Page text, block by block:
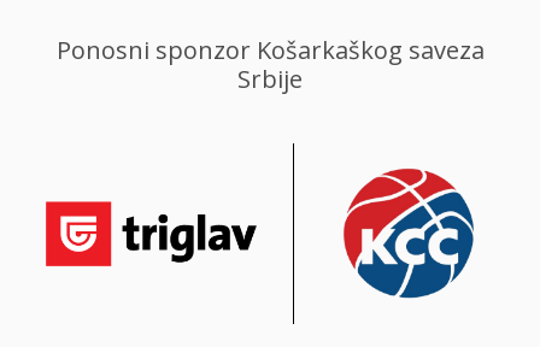
Ponosni sponzor Košarkaškog saveza
Srbije